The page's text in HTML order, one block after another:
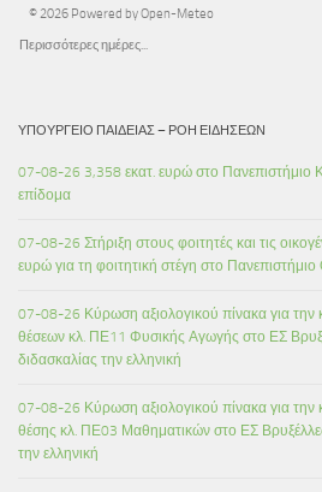
© 2026 Powered by Open-Meteo
Περισσότερες ημέρες...
ΥΠΟΥΡΓΕΊΟ ΠΑΙΔΕΊΑΣ – ΡΟΉ ΕΙΔΉΣΕΩΝ
07-08-26 3,358 εκατ. ευρώ στο Πανεπιστήμιο
επίδομα
07-08-26 Στήριξη στους φοιτητές και τις
ευρώ για τη φοιτητική στέγη στο Πανεπιστήμιο
07-08-26 Κύρωση αξιολογικού πίνακα για
θέσεων κλ. ΠΕ11 Φυσικής Αγωγής στο ΕΣ
διδασκαλίας την ελληνική
07-08-26 Κύρωση αξιολογικού πίνακα για
θέσης κλ. ΠΕ03 Μαθηματικών στο ΕΣ
την ελληνική